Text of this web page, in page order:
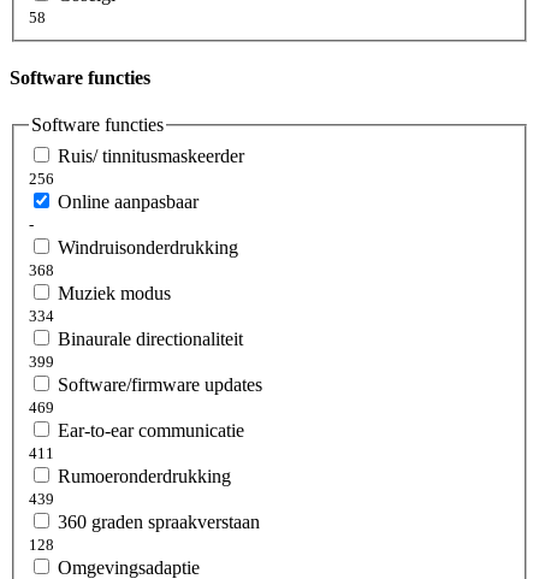
58
Software functies
Software functies
Ruis/ tinnitusmaskeerder
256
Online aanpasbaar
-
Windruisonderdrukking
368
Muziek modus
334
Binaurale directionaliteit
399
Software/firmware updates
469
Ear-to-ear communicatie
411
Rumoeronderdrukking
439
360 graden spraakverstaan
128
Omgevingsadaptie